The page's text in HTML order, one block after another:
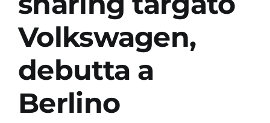
Utilità
Comunicati Stampa
Volkswagen,
debutta a
Berlino